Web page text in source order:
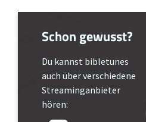
Schon gewusst?
Du kannst bibletunes
auch über verschiedene
Streaminganbieter
hören: